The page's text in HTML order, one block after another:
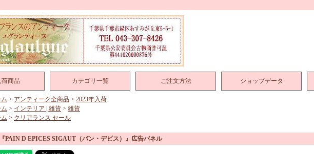
荷商品 カテゴリ一覧 ご注文方法 ショップデータ
> アンティーク全商品 > 2023年入荷
> インテリア | 雑貨 > 雑貨
> クリアランス セール
『PAIN D EPICES SIGAUT（パン・デピス）』広告パネル